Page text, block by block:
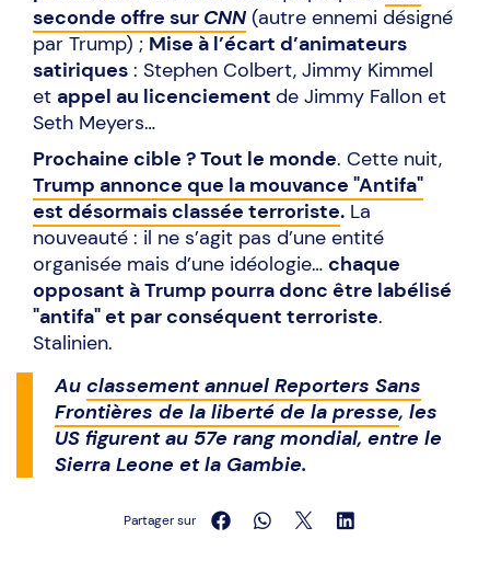
seconde offre sur CNN (autre ennemi désigné
par Trump) ; Mise à l’écart d’animateurs
satiriques : Stephen Colbert, Jimmy Kimmel
et appel au licenciement de Jimmy Fallon et
Seth Meyers…
Prochaine cible ? Tout le monde. Cette nuit,
Trump annonce que la mouvance "Antifa"
est désormais classée terroriste. La
nouveauté : il ne s’agit pas d’une entité
organisée mais d’une idéologie… chaque
opposant à Trump pourra donc être labélisé
"antifa" et par conséquent terroriste.
Stalinien.
Au classement annuel Reporters Sans
Frontières de la liberté de la presse, les
US figurent au 57e rang mondial, entre le
Sierra Leone et la Gambie.
Partager sur